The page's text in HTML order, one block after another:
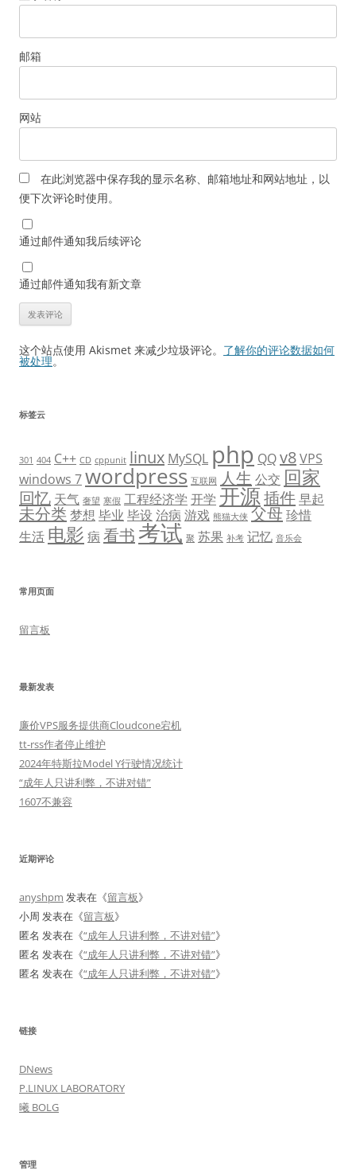
邮箱
网站
在此浏览器中保存我的显示名称、邮箱地址和网站地址，以
便下次评论时使用。
通过邮件通知我后续评论
通过邮件通知我有新文章
这个站点使用 Akismet 来减少垃圾评论。 了解你的评论数据如何
被处理。
标签云
301 404 C++ CD cppunit linux MySQL php QQv8VPS
windows 7wordpress 互联网 人生 公交 回家
回忆 天气 奢望 寒假 工程经济学 开学 开源插件早起
未分类 梦想 毕业 毕设 治病 游戏 熊猫大侠 父母珍惜
生活 电影 病 看书 考试 聚 苏果 补考 记忆 音乐会
常用页面
留言板
最新发表
廉价VPS服务提供商Cloudcone宕机
tt-rss作者停止维护
2024年特斯拉Model Y行驶情况统计
“成年人只讲利弊，不讲对错”
1607不兼容
近期评论
anyshpm 发表在《留言板》
小周 发表在《留言板》
匿名 发表在《“成年人只讲利弊，不讲对错”》
匿名 发表在《“成年人只讲利弊，不讲对错”》
匿名 发表在《“成年人只讲利弊，不讲对错”》
链接
DNews
P.LINUX LABORATORY
曦 BOLG
管理